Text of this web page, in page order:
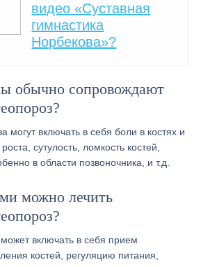
видео «Суставная
гимнастика
Норбекова»?
обычно сопровождают
могут включать в себя боли в костях и
сутулость, ломкость костей,
в области позвоночника, и т.д.
можно лечить
включать в себя прием
костей, регуляцию питания,